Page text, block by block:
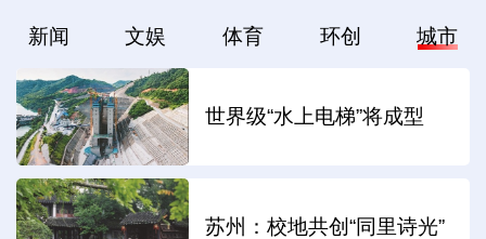
新闻 文娱 体育 环创 城市
世界级“水上电梯”将成型
苏州：校地共创“同里诗光”